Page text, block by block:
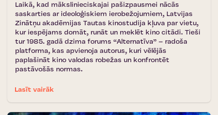
Laikā, kad mākslinieciskajai pašizpausmei nācās
saskarties ar ideoloģiskiem ierobežojumiem, Latvijas
Zinātņu akadēmijas Tautas kinostudija kļuva par vietu,
kur iespējams domāt, runāt un meklēt kino citādi. Tieši
tur 1985. gadā dzima forums “Alternatīva” – radoša
platforma, kas apvienoja autorus, kuri vēlējās
paplašināt kino valodas robežas un konfrontēt
pastāvošās normas.
Lasīt vairāk